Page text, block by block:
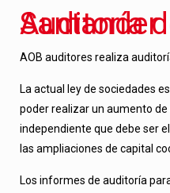
Auditoría de Amplicación Capital Social en Santander
AOB auditores realiza
La actual ley de sociedades
poder realizar un aumento
independiente que debe ser
las ampliaciones de capital
Los informes de auditoría